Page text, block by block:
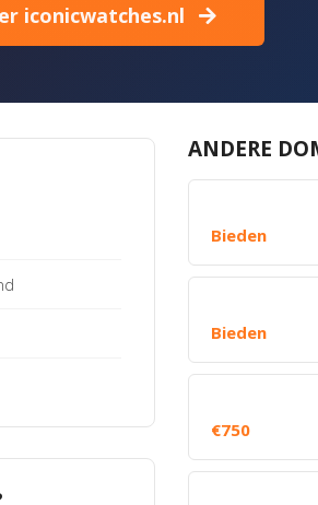
iconicwatches.nl
ANDERE
Bieden
Bieden
€750